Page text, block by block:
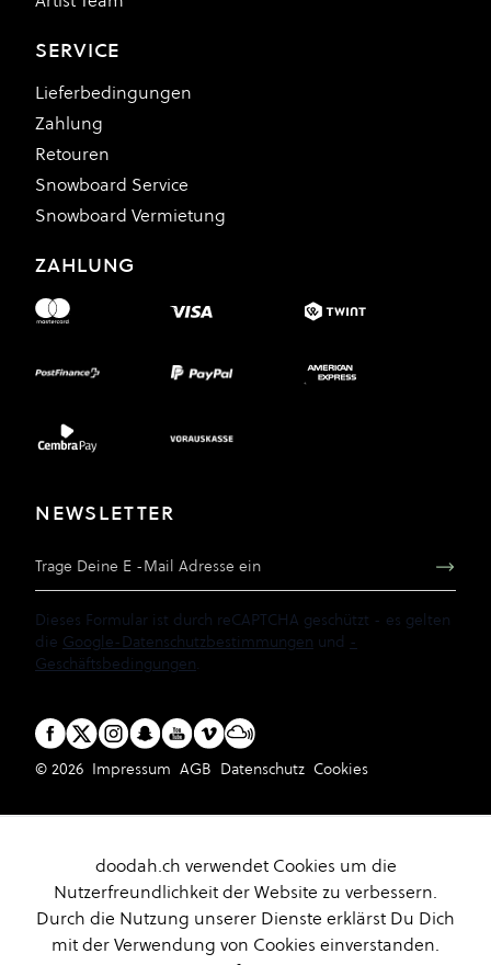
SERVICE
Lieferbedingungen
Zahlung
Retouren
Snowboard Service
Snowboard Vermietung
ZAHLUNG
NEWSLETTER
Dieses Formular ist durch reCAPTCHA geschützt - es gelten
die Google-Datenschutzbestimmungen und -
Geschäftsbedingungen.
© 2026 Impressum AGB Datenschutz Cookies
doodah.ch verwendet Cookies um die
Nutzerfreundlichkeit der Website zu verbessern.
Durch die Nutzung unserer Dienste erklärst Du Dich
mit der Verwendung von Cookies einverstanden.